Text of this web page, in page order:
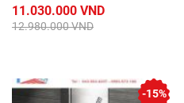
11.030.000 VND
12.980.000 VND
-15%